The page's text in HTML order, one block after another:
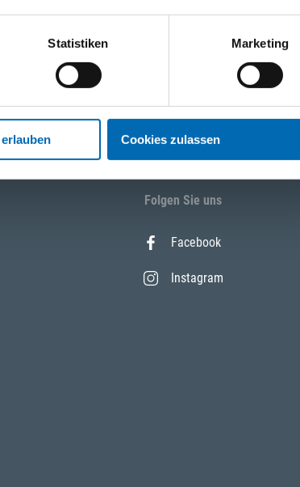
Statistiken Marketing
Cookies zulassen
WhatsApp+43 (0)676 827 755 55
Folgen Sie uns
Facebook
Instagram